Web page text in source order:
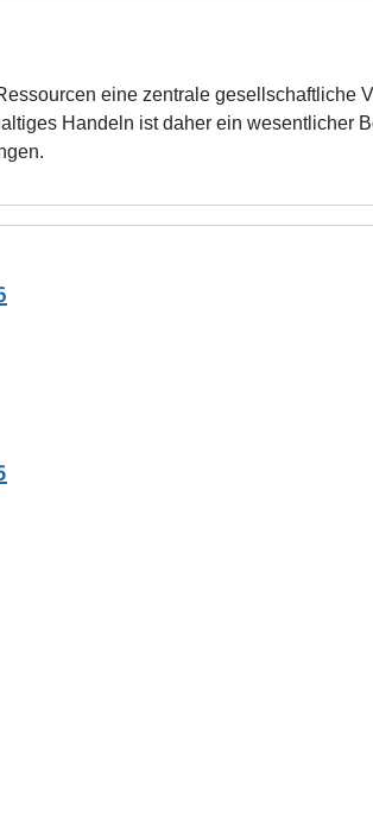
eine zentrale gesellschaftliche
Handeln ist daher ein wesentlicher